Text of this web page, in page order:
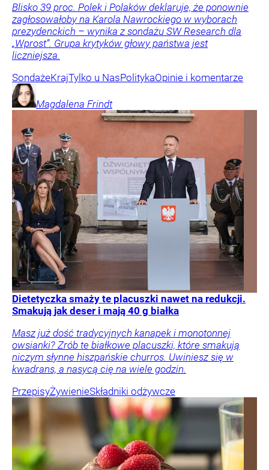
Blisko 39 proc. Polek i Polaków deklaruje, że ponownie
zagłosowałoby na Karola Nawrockiego w wyborach
prezydenckich – wynika z sondażu SW Research dla
„Wprost”. Grupa krytyków głowy państwa jest
liczniejsza.
SondażeKrajTylko u NasPolitykaOpinie i komentarze
Magdalena Frindt
Dietetyczka smaży te placuszki nawet na redukcji.
Smakują jak deser i mają 40 g białka
Masz już dość tradycyjnych kanapek i monotonnej
owsianki? Zrób te białkowe placuszki, które smakują
niczym słynne hiszpańskie churros. Uwiniesz się w
kwadrans, a nasycą cię na wiele godzin.
PrzepisyŻywienieSkładniki odżywcze